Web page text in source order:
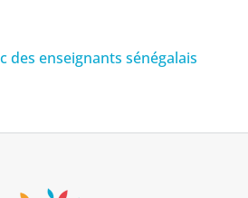
des enseignants sénégalais